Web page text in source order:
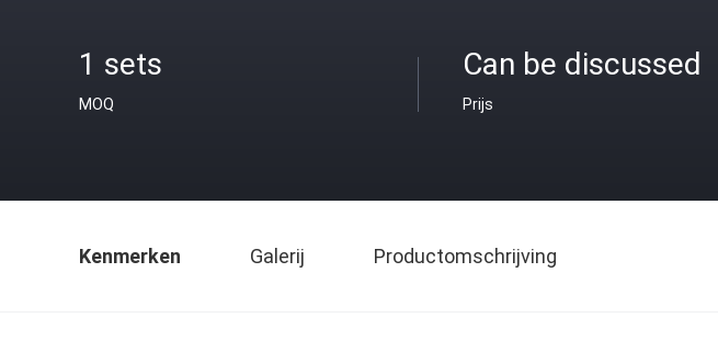
1 sets
MOQ
Can be discussed
Prijs
Kenmerken Galerij Productomschrijving